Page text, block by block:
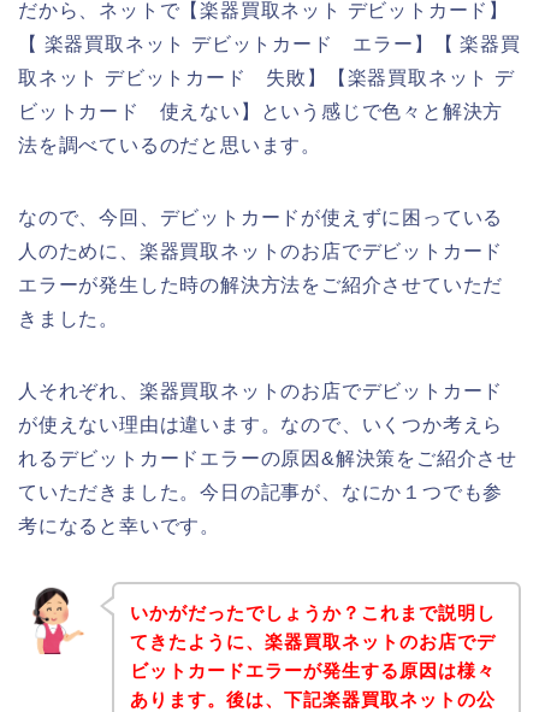
だから、ネットで【楽器買取ネット デビットカード】
【 楽器買取ネット デビットカード エラー】【 楽器買
取ネット デビットカード 失敗】【楽器買取ネット デ
ビットカード 使えない】という感じで色々と解決方
法を調べているのだと思います。
なので、今回、デビットカードが使えずに困っている
人のために、楽器買取ネットのお店でデビットカード
エラーが発生した時の解決方法をご紹介させていただ
きました。
人それぞれ、楽器買取ネットのお店でデビットカード
が使えない理由は違います。なので、いくつか考えら
れるデビットカードエラーの原因&解決策をご紹介させ
ていただきました。今日の記事が、なにか１つでも参
考になると幸いです。
いかがだったでしょうか？これまで説明し
てきたように、楽器買取ネットのお店でデ
ビットカードエラーが発生する原因は様々
あります。後は、下記楽器買取ネットの公